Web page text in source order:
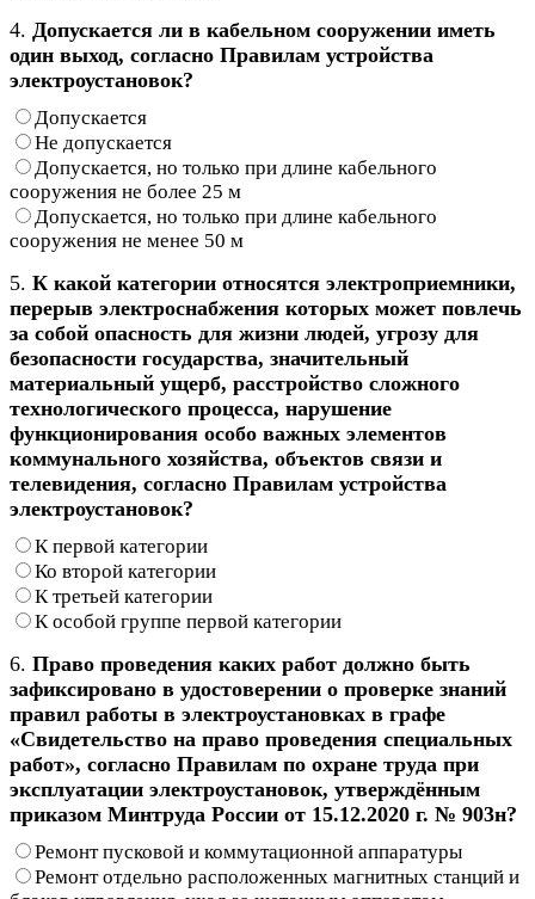
4. Допускается ли в кабельном сооружении иметь
один выход, согласно Правилам устройства
электроустановок?
Допускается
Не допускается
Допускается, но только при длине кабельного
сооружения не более 25 м
Допускается, но только при длине кабельного
сооружения не менее 50 м
5. К какой категории относятся электроприемники,
перерыв электроснабжения которых может повлечь
за собой опасность для жизни людей, угрозу для
безопасности государства, значительный
материальный ущерб, расстройство сложного
технологического процесса, нарушение
функционирования особо важных элементов
коммунального хозяйства, объектов связи и
телевидения, согласно Правилам устройства
электроустановок?
К первой категории
Ко второй категории
К третьей категории
К особой группе первой категории
6. Право проведения каких работ должно быть
зафиксировано в удостоверении о проверке знаний
правил работы в электроустановках в графе
«Свидетельство на право проведения специальных
работ», согласно Правилам по охране труда при
эксплуатации электроустановок, утверждённым
приказом Минтруда России от 15.12.2020 г. № 903н?
Ремонт пусковой и коммутационной аппаратуры
Ремонт отдельно расположенных магнитных станций и